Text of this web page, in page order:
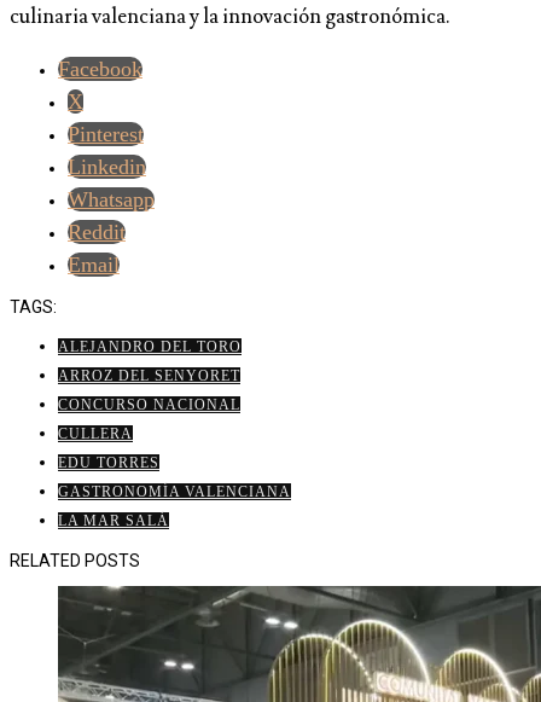
culinaria valenciana y la innovación gastronómica.
Facebook
X
Pinterest
Linkedin
Whatsapp
Reddit
Email
TAGS:
ALEJANDRO DEL TORO
ARROZ DEL SENYORET
CONCURSO NACIONAL
CULLERA
EDU TORRES
GASTRONOMÍA VALENCIANA
LA MAR SALÁ
RELATED POSTS